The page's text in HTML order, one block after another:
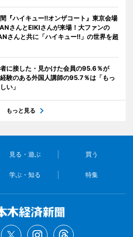
『ハイキュー!!オンザコート』東京会場
さんとEIKIさんが来場！大ファンの
さんと共に「ハイキュー!!」の世界を超
に接した・見かけた会員の95.6％が
経験のある外国人講師の95.7％は「もっ
い」
もっと見る
見る・遊ぶ 買う
学ぶ・知る 特集